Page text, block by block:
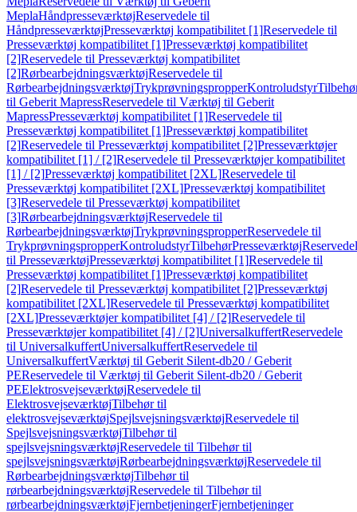
MeplaHåndpresseværktøjReservedele til
HåndpresseværktøjPresseværktøj kompatibilitet [1]Reservedele til
Presseværktøj kompatibilitet [1]Presseværktøj kompatibilitet
[2]Reservedele til Presseværktøj kompatibilitet
[2]RørbearbejdningsværktøjReservedele til
RørbearbejdningsværktøjTrykprøvningspropperKontroludstyr
til Geberit MapressReservedele til Værktøj til Geberit
MapressPresseværktøj kompatibilitet [1]Reservedele til
Presseværktøj kompatibilitet [1]Presseværktøj kompatibilitet
[2]Reservedele til Presseværktøj kompatibilitet [2]Presseværktøjer
kompatibilitet [1] / [2]Reservedele til Presseværktøjer kompatibilitet
[1] / [2]Presseværktøj kompatibilitet [2XL]Reservedele til
Presseværktøj kompatibilitet [2XL]Presseværktøj kompatibilitet
[3]Reservedele til Presseværktøj kompatibilitet
[3]RørbearbejdningsværktøjReservedele til
RørbearbejdningsværktøjTrykprøvningspropperReservedele til
TrykprøvningspropperKontroludstyrTilbehørPresseværktøj
til PresseværktøjPresseværktøj kompatibilitet [1]Reservedele til
Presseværktøj kompatibilitet [1]Presseværktøj kompatibilitet
[2]Reservedele til Presseværktøj kompatibilitet [2]Presseværktøj
kompatibilitet [2XL]Reservedele til Presseværktøj kompatibilitet
[2XL]Presseværktøjer kompatibilitet [4] / [2]Reservedele til
Presseværktøjer kompatibilitet [4] / [2]UniversalkuffertReservedele
til UniversalkuffertUniversalkuffertReservedele til
UniversalkuffertVærktøj til Geberit Silent-db20 / Geberit
PEReservedele til Værktøj til Geberit Silent-db20 / Geberit
PEElektrosvejseværktøjReservedele til
ElektrosvejseværktøjTilbehør til
elektrosvejseværktøjSpejlsvejsningsværktøjReservedele til
SpejlsvejsningsværktøjTilbehør til
spejlsvejsningsværktøjReservedele til Tilbehør til
spejlsvejsningsværktøjRørbearbejdningsværktøjReservedele til
RørbearbejdningsværktøjTilbehør til
rørbearbejdningsværktøjReservedele til Tilbehør til
rørbearbejdningsværktøjFjernbetjeningerFjernbetjeninger